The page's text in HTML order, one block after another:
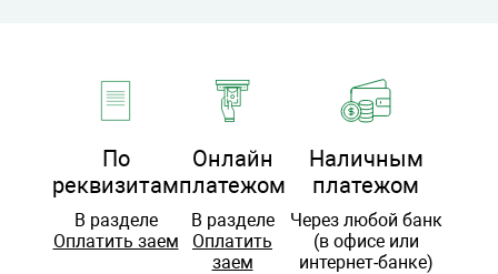
По
реквизитам
В разделе
Оплатить заем
Онлайн
платежом
В разделе
Оплатить
заем
Наличным
платежом
Через любой банк
(в офисе или
интернет-банке)